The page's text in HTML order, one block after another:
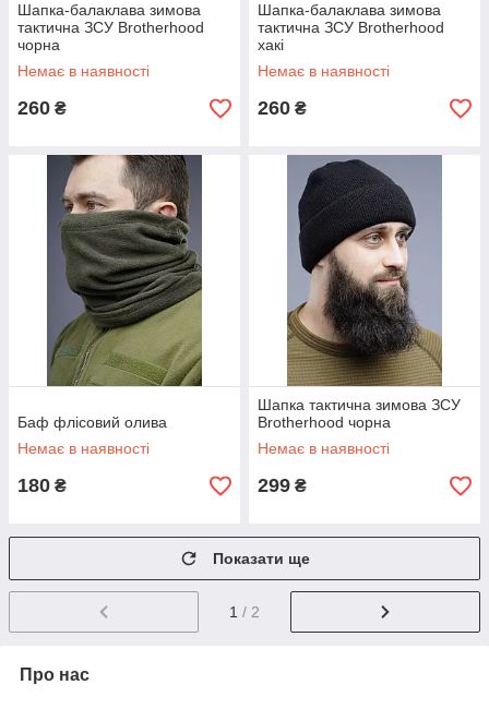
Шапка-балаклава зимова
тактична ЗСУ Brotherhood
чорна
Немає в наявності
260 ₴
Шапка-балаклава зимова
тактична ЗСУ Brotherhood
хакі
Немає в наявності
260 ₴
Баф флісовий олива
Немає в наявності
180 ₴
Шапка тактична зимова ЗСУ
Brotherhood чорна
Немає в наявності
299 ₴
Показати ще
1 / 2
Про нас